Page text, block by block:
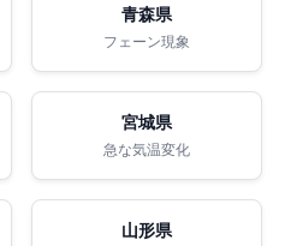
青森県
フェーン現象
宮城県
急な気温変化
山形県